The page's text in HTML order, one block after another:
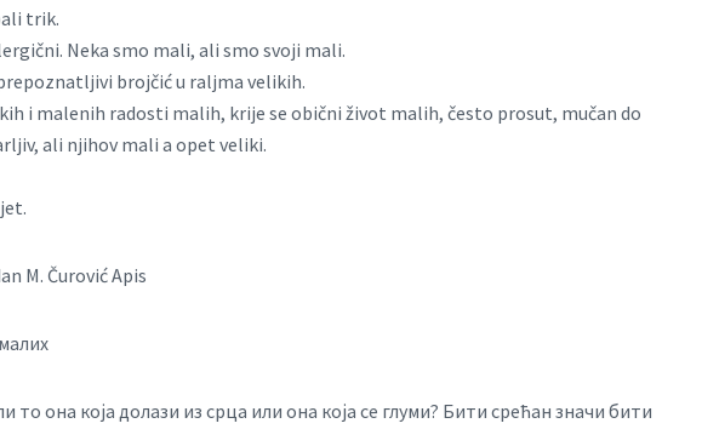
trik.
Neka smo mali, ali smo svoji mali.
brojčić u raljma velikih.
i malenih radosti malih, krije se obični život malih, često prosut, mučan do
ali njihov mali a opet veliki.
M. Čurović Apis
то она која долази из срца или она која се глуми? Бити срећан значи бити